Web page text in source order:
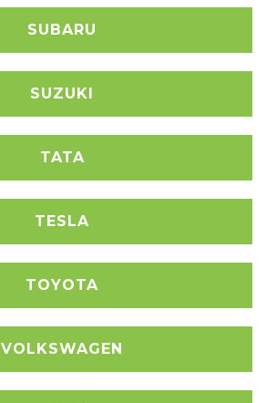
SUBARU
SUZUKI
TATA
TESLA
TOYOTA
VOLKSWAGEN